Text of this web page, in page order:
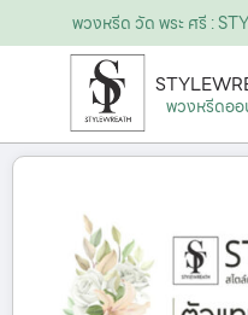
พวงหรีด วัด พระ ศรี :
พวงหรีดออ